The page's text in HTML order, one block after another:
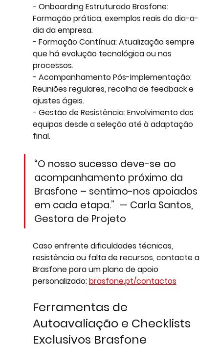
- Onboarding Estruturado Brasfone:
Formação prática, exemplos reais do dia-a-
dia da empresa.
- Formação Contínua: Atualização sempre
que há evolução tecnológica ou nos
processos.
- Acompanhamento Pós-Implementação:
Reuniões regulares, recolha de feedback e
ajustes ágeis.
- Gestão de Resistência: Envolvimento das
equipas desde a seleção até à adaptação
final.
“O nosso sucesso deve-se ao
acompanhamento próximo da
Brasfone – sentimo-nos apoiados
em cada etapa.”  — Carla Santos,
Gestora de Projeto
Caso enfrente dificuldades técnicas,
resistência ou falta de recursos, contacte a
Brasfone para um plano de apoio
personalizado: brasfone.pt/contactos
Ferramentas de
Autoavaliação e Checklists
Exclusivos Brasfone